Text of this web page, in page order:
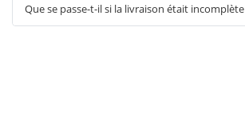
Que se passe-t-il si la livraison était incomplète